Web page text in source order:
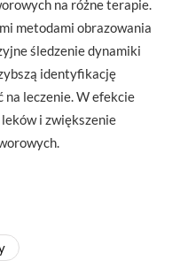
na różne terapie.
metodami obrazowania
śledzenie dynamiki
identyfikację
leczenie. W efekcie
i zwiększenie